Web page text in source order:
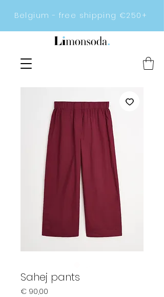
Belgium - free shipping €250+
Sahej pants
€ 90,00